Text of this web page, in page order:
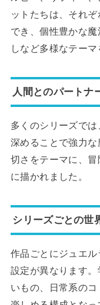
ットたちは、それ
でき、個性豊かな
しなど多様なテーマ
人間とのパートナ
多くのシリーズで
深めることで強力
切さをテーマに、
に描かれました。
シリーズごとの世
作品ごとにジュエ
設定が異なります
いもの、日常系の